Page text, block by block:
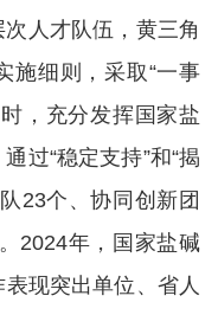
人才队伍，黄三角
施细则，采取“一事
，充分发挥国家盐
过“稳定支持”和“揭
23个、协同创新团
2024年，国家盐碱
现突出单位、省人